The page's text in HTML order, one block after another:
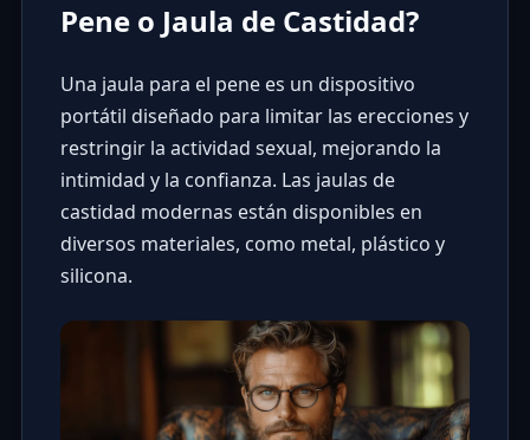
Pene o Jaula de Castidad?
Una jaula para el pene es un dispositivo
portátil diseñado para limitar las erecciones y
restringir la actividad sexual, mejorando la
intimidad y la confianza. Las jaulas de
castidad modernas están disponibles en
diversos materiales, como metal, plástico y
silicona.